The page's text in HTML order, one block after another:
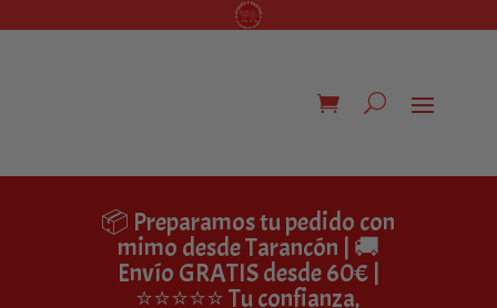
📦 Preparamos tu pedido con
mimo desde Tarancón | 🚚
Envío GRATIS desde 60€ |
⭐⭐⭐⭐⭐ Tu confianza,